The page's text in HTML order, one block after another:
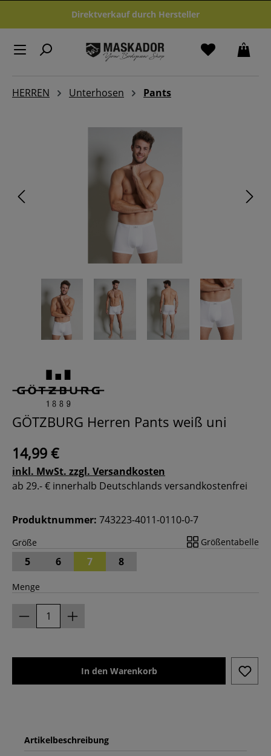
Zum Hauptinhalt springenDirektverkauf durch Hersteller
HERREN Unterhosen Pants
GÖTZBURG Herren Pants weiß uni
14,99 €
inkl. MwSt. zzgl. Versandkosten
ab 29.- € innerhalb Deutschlands versandkostenfrei
Produktnummer: 743223-4011-0110-0-7
Größe Größentabelle
5 6 7 8
Menge
In den Warenkorb
Artikelbeschreibung